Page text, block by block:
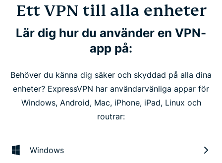
Ett VPN till alla enheter
Lär dig hur du använder en VPN-
app på:
Behöver du känna dig säker och skyddad på alla dina
enheter? ExpressVPN har användarvänliga appar för
Windows, Android, Mac, iPhone, iPad, Linux och
routrar:
Windows